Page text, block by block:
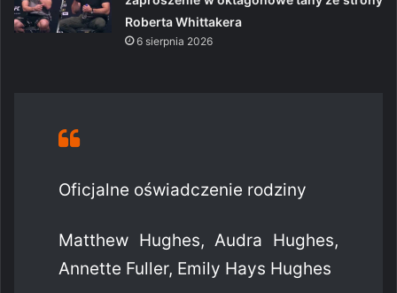
Roberta Whittakera
6 sierpnia 2026
Oficjalne oświadczenie rodziny
Matthew Hughes, Audra Hughes,
Annette Fuller, Emily Hays Hughes